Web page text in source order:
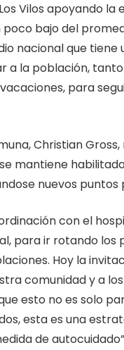
Vilos apoyando
bajo del
nacional que tiene
a la población,
para
Christian
mantiene
nuevos
con el
para ir rotando los
Hoy la
comunidad y a
esto no es solo
esta es una
de